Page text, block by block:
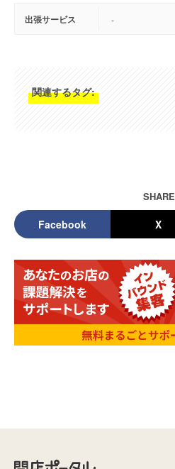
出張サービス -
関連するタグ:
SHARE
Facebook X